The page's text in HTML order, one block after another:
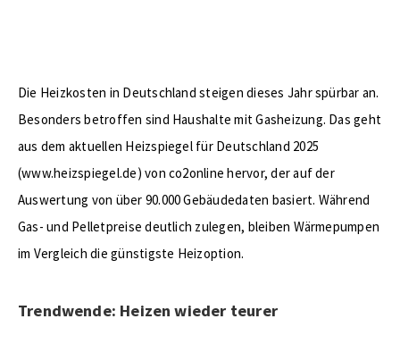
Die Heizkosten in Deutschland steigen dieses Jahr spürbar an.
Besonders betroffen sind Haushalte mit Gasheizung. Das geht
aus dem aktuellen Heizspiegel für Deutschland 2025
(www.heizspiegel.de) von co2online hervor, der auf der
Auswertung von über 90.000 Gebäudedaten basiert. Während
Gas- und Pelletpreise deutlich zulegen, bleiben Wärmepumpen
im Vergleich die günstigste Heizoption.
Trendwende: Heizen wieder teurer